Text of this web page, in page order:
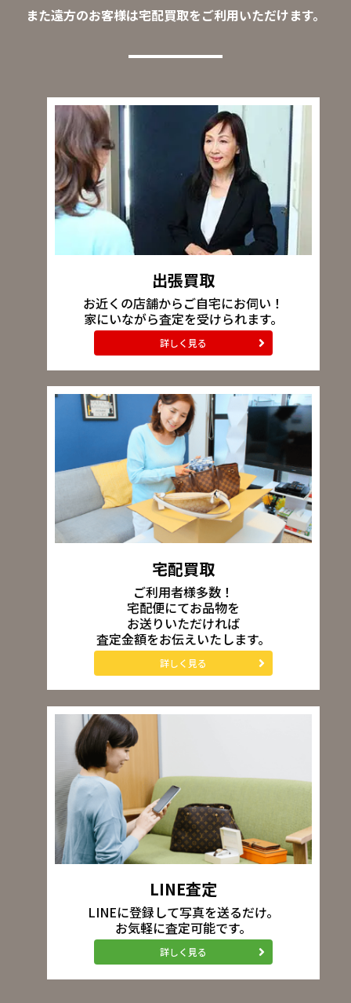
また遠方のお客様は宅配買取をご利用いただけます。
出張買取
お近くの店舗からご自宅にお伺い！
家にいながら査定を受けられます。
詳しく見る
宅配買取
ご利用者様多数！
宅配便にてお品物を
お送りいただければ
査定金額をお伝えいたします。
詳しく見る
LINE査定
LINEに登録して写真を送るだけ。
お気軽に査定可能です。
詳しく見る